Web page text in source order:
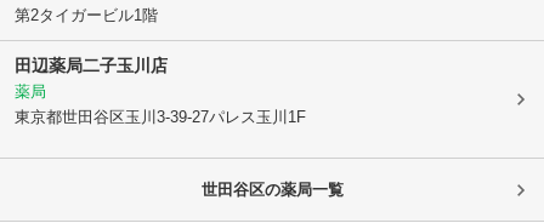
第2タイガービル1階
田辺薬局二子玉川店
薬局
東京都世田谷区玉川3-39-27パレス玉川1F
世田谷区の薬局一覧